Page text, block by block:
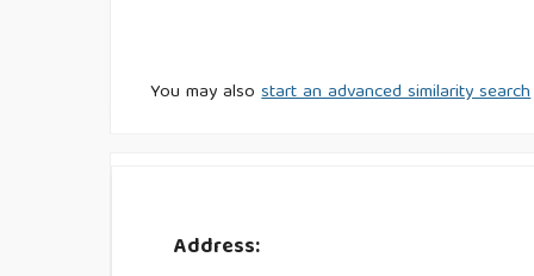
You may alsostart an advanced similarity search
Address: